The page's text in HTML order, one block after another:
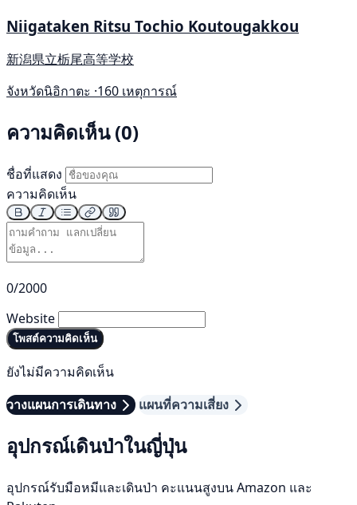
Niigataken Ritsu Tochio Koutougakkou
新潟県立栃尾高等学校
จังหวัดนิอิกาตะ ·160 เหตุการณ์
ความคิดเห็น (0)
ชื่อที่แสดง
ความคิดเห็น
0/2000
Website
โพสต์ความคิดเห็น
ยังไม่มีความคิดเห็น
วางแผนการเดินทาง
แผนที่ความเสี่ยง
อุปกรณ์เดินป่าในญี่ปุ่น
อุปกรณ์รับมือหมีและเดินป่า คะแนนสูงบน Amazon และ